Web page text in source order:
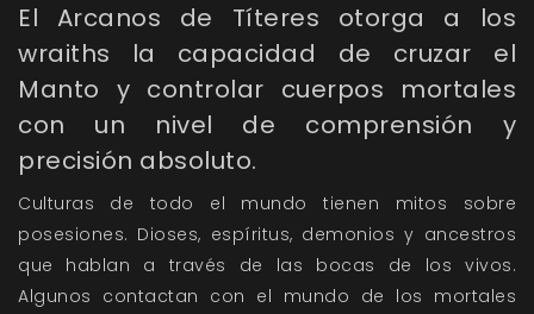
El Arcanos de Títeres otorga a los
wraiths la capacidad de cruzar el
Manto y controlar cuerpos mortales
con un nivel de comprensión y
precisión absoluto.
Culturas de todo el mundo tienen mitos sobre
posesiones. Dioses, espíritus, demonios y ancestros
que hablan a través de las bocas de los vivos.
Algunos contactan con el mundo de los mortales